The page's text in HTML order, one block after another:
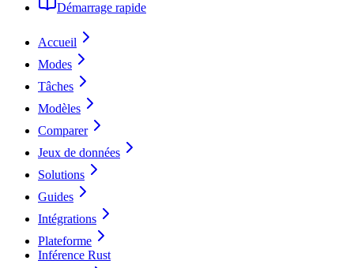
Démarrage rapide
Accueil
Modes
Tâches
Modèles
Comparer
Jeux de données
Solutions
Guides
Intégrations
Plateforme
Inférence Rust